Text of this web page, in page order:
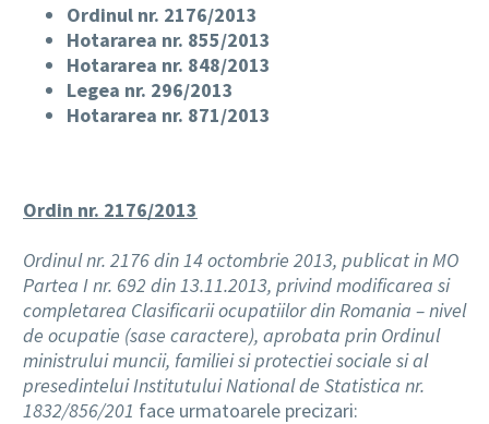
Ordinul nr. 2176/2013
Hotararea nr. 855/2013
Hotararea nr. 848/2013
Legea nr. 296/2013
Hotararea nr. 871/2013
Ordin nr. 2176/2013
Ordinul nr. 2176 din 14 octombrie 2013, publicat in MO
Partea I nr. 692 din 13.11.2013, privind modificarea si
completarea Clasificarii ocupatiilor din Romania – nivel
de ocupatie (sase caractere), aprobata prin Ordinul
ministrului muncii, familiei si protectiei sociale si al
presedintelui Institutului National de Statistica nr.
1832/856/201 face urmatoarele precizari: